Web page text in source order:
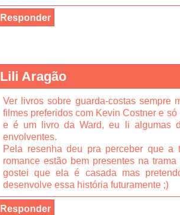
Responder
Lili Aragão
Ver livros sobre guarda-costas sempre
filmes preferidos com Kevin Costner e
e é um livro da Ward, eu li algumas
envolventes.
Pela resenha deu pra perceber que a
romance estão bem presentes na
gostei que ela é casada mas
desenvolve essa história futuramente ;)
Responder